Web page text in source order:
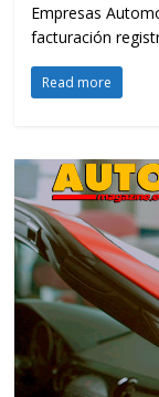
Empresas
facturación
Read more